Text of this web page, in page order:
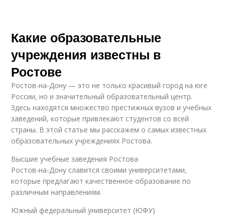
Какие образовательные
учреждения известны в
Ростове
Ростов-на-Дону — это не только красивый город на юге
России, но и значительный образовательный центр.
Здесь находятся множество престижных вузов и учебных
заведений, которые привлекают студентов со всей
страны. В этой статье мы расскажем о самых известных
образовательных учреждениях Ростова.
Высшие учебные заведения Ростова
Ростов-на-Дону славится своими университетами,
которые предлагают качественное образование по
различным направлениям.
Южный федеральный университет (ЮФУ)